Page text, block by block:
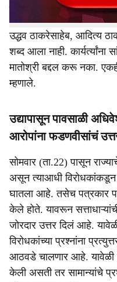
उद्धवसाहेबांच्या बाबात
उद्धव ठाकरेसाहेब, आदित्य
शब्द आला नाही.
मातोश्री बद्दल करू नका.
म्हणाले.
उद्यापासून पावसाळी
आरोपांना फडणवीसांचं
सोमवार (ता.22) पासून
असून त्याआधी विरोधकांकडून
घातला आहे. तसेच पत्रकार
केले होते. यावरून
जोरदार उत्तर दिलं आहे.
विरोधकांच्या प्रश्नांना
आठवडे चालणार आहे. यावेळी
केली असती तर सामान्यांचे